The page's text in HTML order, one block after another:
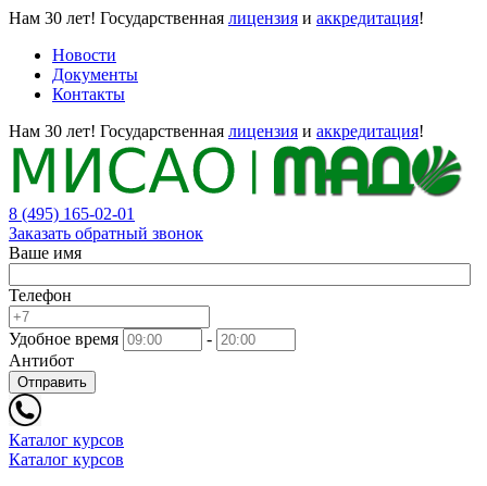
Нам 30 лет! Государственная лицензия и аккредитация!
Новости
Документы
Контакты
Нам 30 лет! Государственная лицензия и аккредитация!
8 (495) 165-02-01
Заказать обратный звонок
Ваше имя
Телефон
Удобное время
-
Антибот
Отправить
Каталог курсов
Каталог курсов